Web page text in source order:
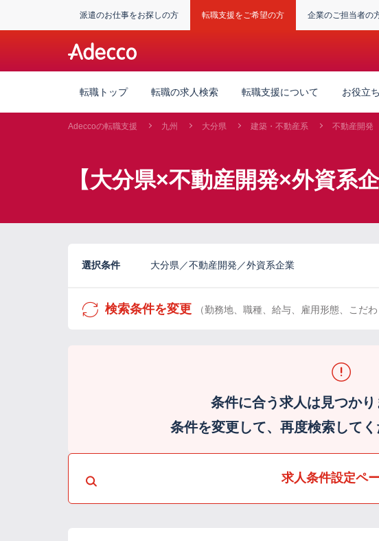
派遣のお仕事をお探しの方 転職支援をご希望の方 企業のご担当者の
転職トップ 転職の求人検索 転職支援について お役立
Adeccoの転職支援 九州 大分県 建築・不動産系 不動産開発
【大分県×不動産開発×外資系
選択条件 大分県／不動産開発／外資系企業
検索条件を変更 （勤務地、職種、給与、雇用形態、こだわ
条件に合う求人は見つかり
条件を変更して、再度検索してく
求人条件設定ペ